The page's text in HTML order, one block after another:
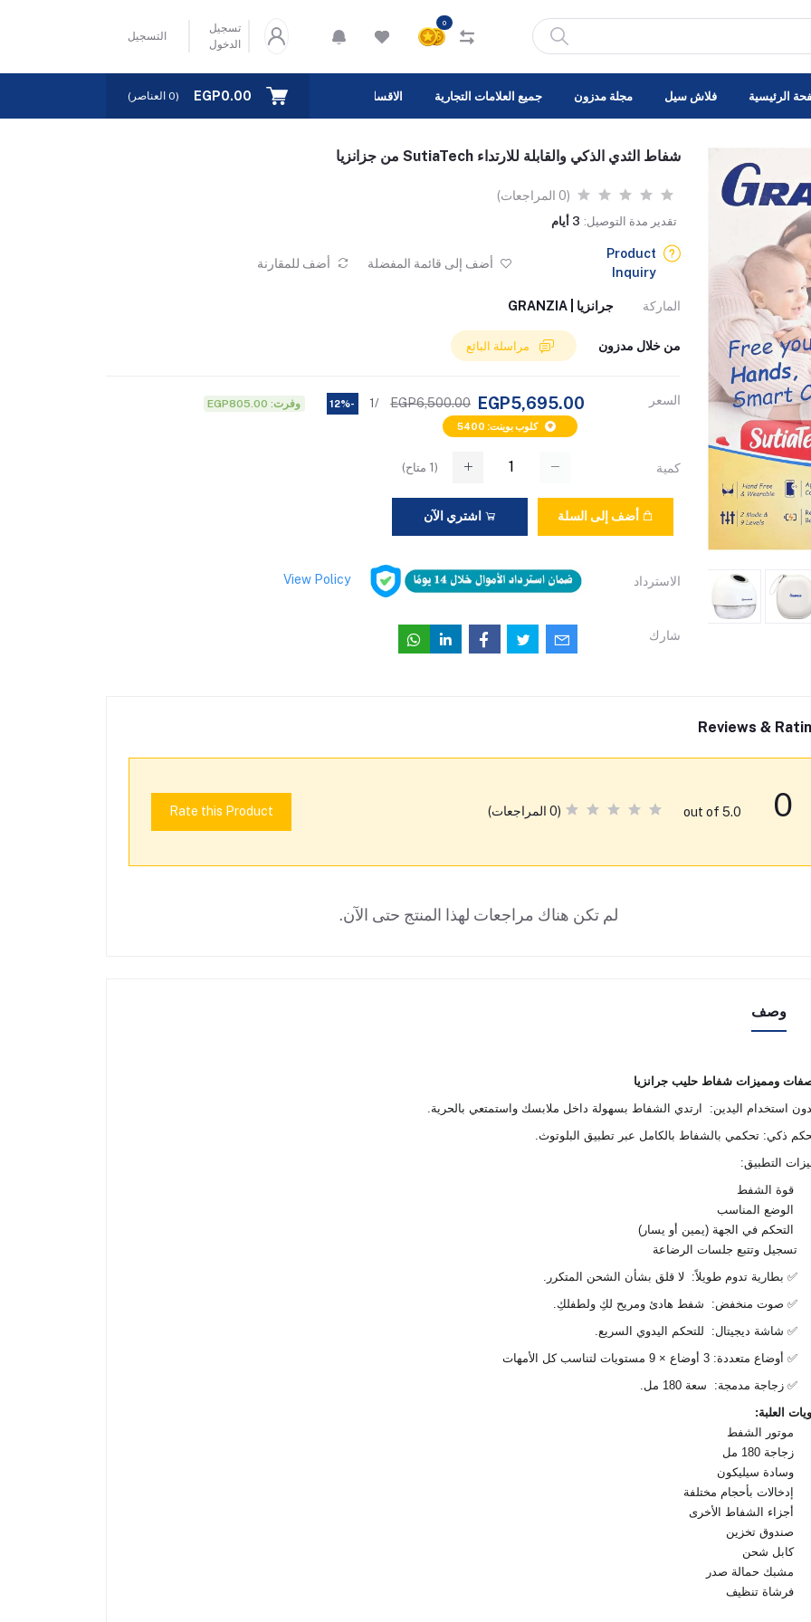
0
تسجيل
الدخول
التسجيل
الرئيسية فلاش سيل مجلة مدزون جميع العلامات التجارية الاقسام EGP0.00
(
0 العناصر)
شفاط الثدي الذكي والقابلة للارتداء SutiaTech من جزانزيا
(0 المراجعات)
تقدير مدة التوصيل: 3 أيام
Product
Inquiry
أضف إلى قائمة المفضلة أضف للمقارنة
الماركة جرانزيا | GRANZIA
من خلال مدزون
السعر EGP5,695.00
EGP6,500.00
/1
-12% وفرت: EGP805.00
كلوب بوينت: 5400
كمية (
1 متاح)
أضف إلى السلة اشتري الآن
الاسترداد View Policy
شارك
Reviews &
0
out of 5.0 (0 المراجعات) Rate this Product
لم تكن هناك مراجعات لهذا المنتج حتى الآن.
وصف
ومميزات شفاط حليب جرانزيا
استخدام اليدين: ارتدي الشفاط بسهولة داخل ملابسك واستمتعي بالحرية.
ذكي: تحكمي بالشفاط بالكامل عبر تطبيق البلوتوث.
التطبيق:
قوة الشفط
الوضع المناسب
التحكم في الجهة (يمين أو يسار)
تسجيل وتتبع جلسات الرضاعة
✅ بطارية تدوم طويلاً: لا قلق بشأن الشحن المتكرر.
✅ صوت منخفض: شفط هادئ ومريح لكِ ولطفلكِ.
✅ شاشة ديجيتال: للتحكم اليدوي السريع.
✅ أوضاع متعددة: 3 أوضاع × 9 مستويات لتناسب كل الأمهات
✅ زجاجة مدمجة: سعة 180 مل.
العلبة:
موتور الشفط
زجاجة 180 مل
وسادة سيليكون
إدخالات بأحجام مختلفة
أجزاء الشفاط الأخرى
صندوق تخزين
كابل شحن
مشبك حمالة صدر
فرشاة تنظيف